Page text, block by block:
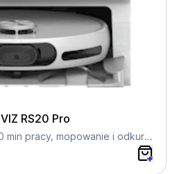
RS20 Pro
Moc ssania 7200 Pa, 220 min pracy, mopowanie i odkurzanie